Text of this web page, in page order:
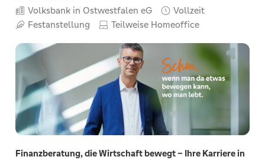
Volksbank in Ostwestfalen eG
Vollzeit
Festanstellung
Teilweise Homeoffice
Finanzberatung, die Wirtschaft bewegt – Ihre Karriere in